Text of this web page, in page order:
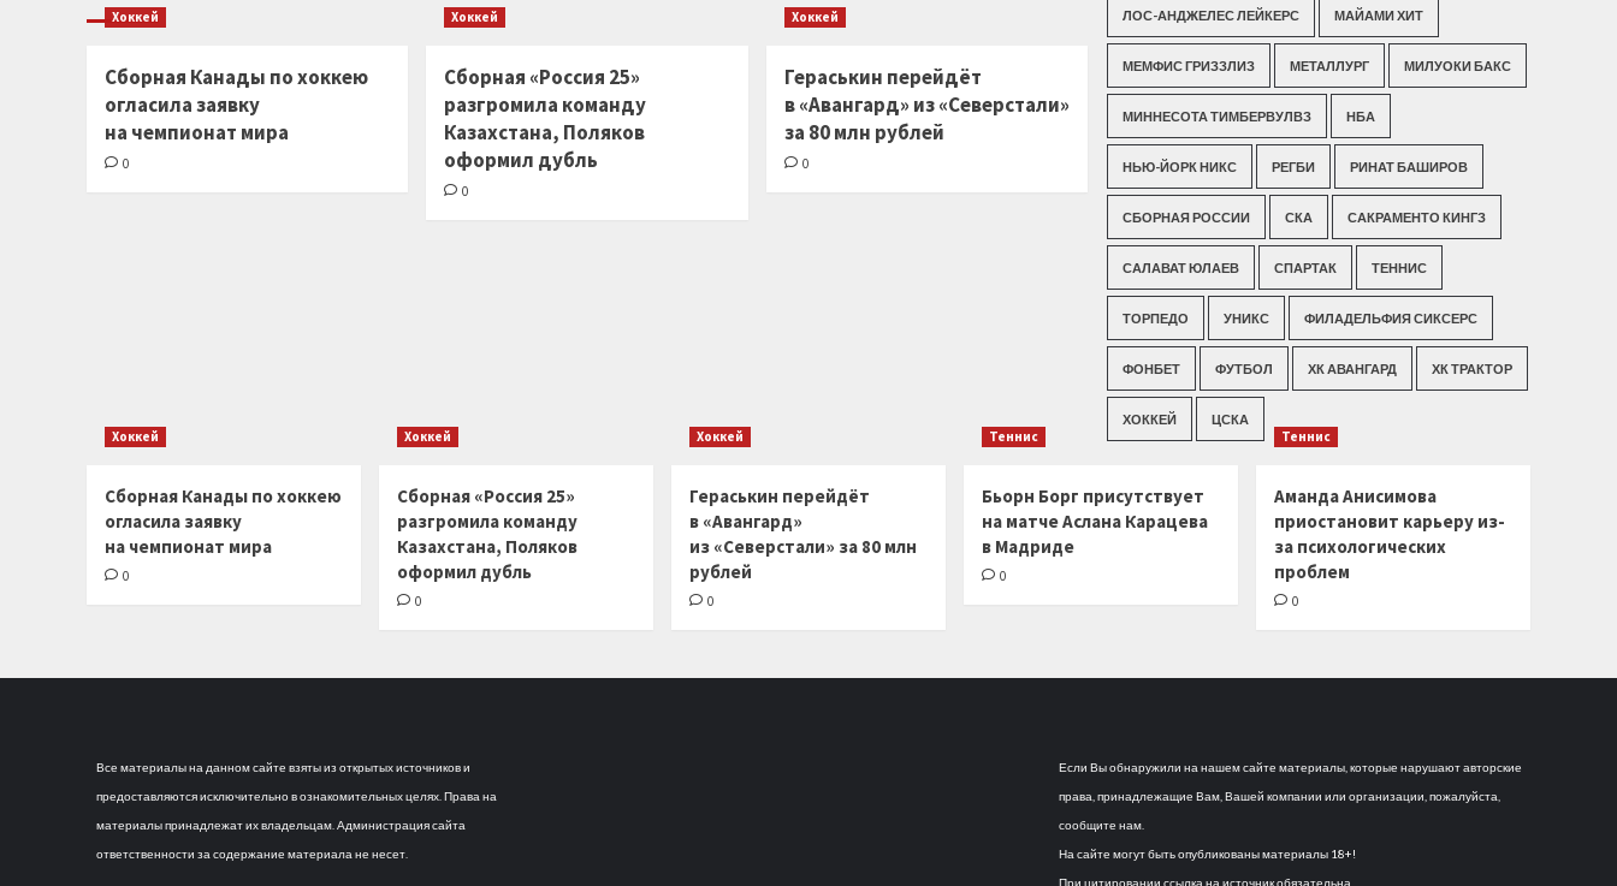
Хоккей
Сборная Канады по хоккею
огласила заявку
на чемпионат мира
0
Хоккей
Сборная «Россия 25»
разгромила команду
Казахстана, Поляков
оформил дубль
0
Хоккей
Гераськин перейдёт
в «Авангард» из «Северстали»
за 80 млн рублей
0
ЛОС-АНДЖЕЛЕС ЛЕЙКЕРС МАЙАМИ ХИТ
МЕМФИС ГРИЗЗЛИЗ МЕТАЛЛУРГ МИЛУОКИ БАКС
МИННЕСОТА ТИМБЕРВУЛВЗ НБА
НЬЮ-ЙОРК НИКС РЕГБИ РИНАТ БАШИРОВ
СБОРНАЯ РОССИИ СКА САКРАМЕНТО КИНГЗ
САЛАВАТ ЮЛАЕВ СПАРТАК ТЕННИС
ТОРПЕДО УНИКС ФИЛАДЕЛЬФИЯ СИКСЕРС
ФОНБЕТ ФУТБОЛ ХК АВАНГАРД ХК ТРАКТОР
ХОККЕЙ ЦСКА
Хоккей
Сборная Канады по хоккею
огласила заявку
на чемпионат мира
0
Хоккей
Сборная «Россия 25»
разгромила команду
Казахстана, Поляков
оформил дубль
0
Хоккей
Гераськин перейдёт
в «Авангард»
из «Северстали» за 80 млн
рублей
0
Теннис
Бьорн Борг присутствует
на матче Аслана Карацева
в Мадриде
0
Теннис
Аманда Анисимова
приостановит карьеру из-
за психологических
проблем
0
Все материалы на данном сайте взяты из открытых источников и
предоставляются исключительно в ознакомительных целях. Права на
материалы принадлежат их владельцам. Администрация сайта
ответственности за содержание материала не несет.
Если Вы обнаружили на нашем сайте материалы, которые нарушают авторские
права, принадлежащие Вам, Вашей компании или организации, пожалуйста,
сообщите нам.
На сайте могут быть опубликованы материалы 18+!
При цитировании ссылка на источник обязательна.